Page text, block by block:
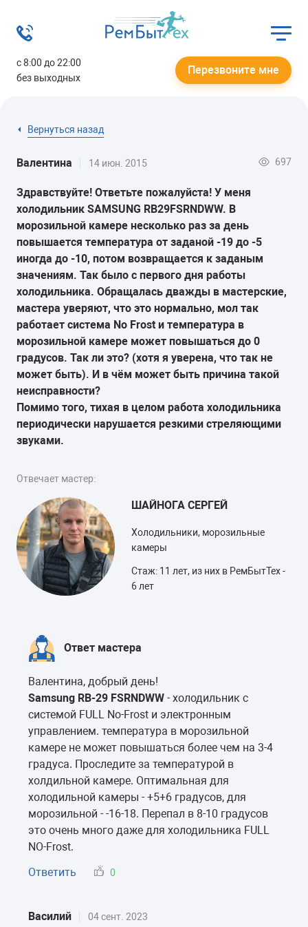
с 8:00 до 22:00
без выходных
Перезвоните мне
Вернуться назад
Валентина 14 июн. 2015 697
Здравствуйте! Ответьте пожалуйста! У меня
холодильник SAMSUNG RB29FSRNDWW. B
морозильной камере несколько раз за день
повышается температура от заданой -19 до -5
иногда до -10, потом возвращается к заданым
значениям. Так было с первого дня работы
холодильника. Обращалась дважды в мастерские,
мастера уверяют, что это нормально, мол так
работает система No Frost и температура в
морозильной камере может повышаться до 0
градусов. Так ли это? (хотя я уверена, что так не
может быть). И в чём может быть причина такой
неисправности?
Помимо того, тихая в целом работа холодильника
периодически нарушается резкими стреляющими
звуками.
Отвечает мастер:
ШАЙНОГА СЕРГЕЙ
Холодильники, морозильные
камеры
Стаж: 11 лет, из них в РемБытТех -
6 лет
Ответ мастера
Валентина, добрый день!
Samsung RB-29 FSRNDWW - холодильник с
системой FULL No-Frost и электронным
управлением. температура в морозильной
камере не может повышаться более чем на 3-4
градуса. Проследите за температурой в
холдильной камере. Оптимальная для
холодильной камеры - +5+6 градусов, для
морозильной - -16-18. Перепал в 8-10 градусов
это очень много даже для холодильника FULL
NO-Frost.
Ответить
0
Василий 04 сент. 2023